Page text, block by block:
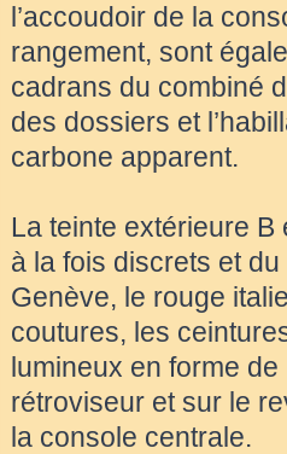
l’accoudoir de la
rangement, sont
cadrans du combiné
des dossiers et
carbone apparent.
La teinte extérieure B
à la fois discrets et
Genève, le rouge
coutures, les
lumineux en forme
rétroviseur et sur le
la console centrale.